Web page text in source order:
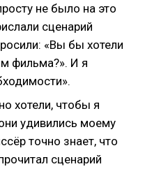
не было на это
сценарий
«Вы бы хотели
фильма?». И я
хотели, чтобы я
удивились моему
точно знает, что
сценарий